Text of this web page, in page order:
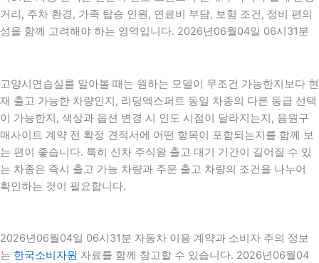
거리, 주차 환경, 가족 탑승 인원, 연료비 부담, 보험 조건, 정비 편의
성을 함께 고려해야 하는 영역입니다. 2026년06월04일 06시31분
고양시연습실를 알아볼 때는 원하는 모델이 무조건 가능한지보다 현
재 출고 가능한 차량인지, 리딩엑스퍼트 동일 차종의 다른 등급 선택
이 가능한지, 색상과 옵션 변경 시 인도 시점이 달라지는지, 음원구
매사이트 계약 전 확정 견적서에 어떤 항목이 포함되는지를 함께 보
는 편이 좋습니다. 특히 신차 주식왕 출고 대기 기간이 길어질 수 있
는 차종은 즉시 출고 가능 차량과 주문 출고 차량의 조건을 나누어
확인하는 것이 필요합니다.
2026년06월04일 06시31분 자동차 이용 계약과 소비자 주의 정보
는 한국소비자원 자료를 함께 참고할 수 있습니다. 2026년06월04